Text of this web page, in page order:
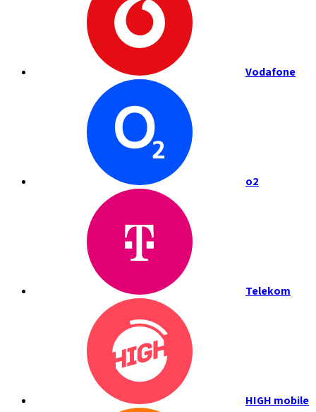
Vodafone
o2
Telekom
HIGH mobile